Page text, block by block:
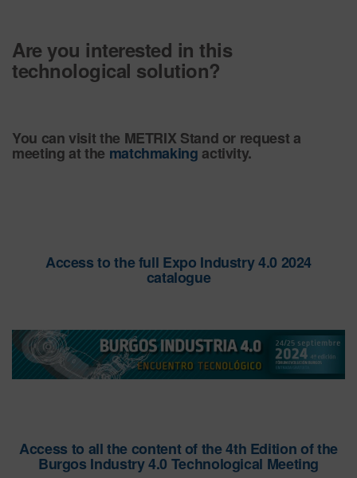
Are you interested in this
technological solution?
You can visit the METRIX Stand or request a
meeting at the matchmaking activity.
Access to the full Expo Industry 4.0 2024
catalogue
Access to all the content of the 4th Edition of the
Burgos Industry 4.0 Technological Meeting